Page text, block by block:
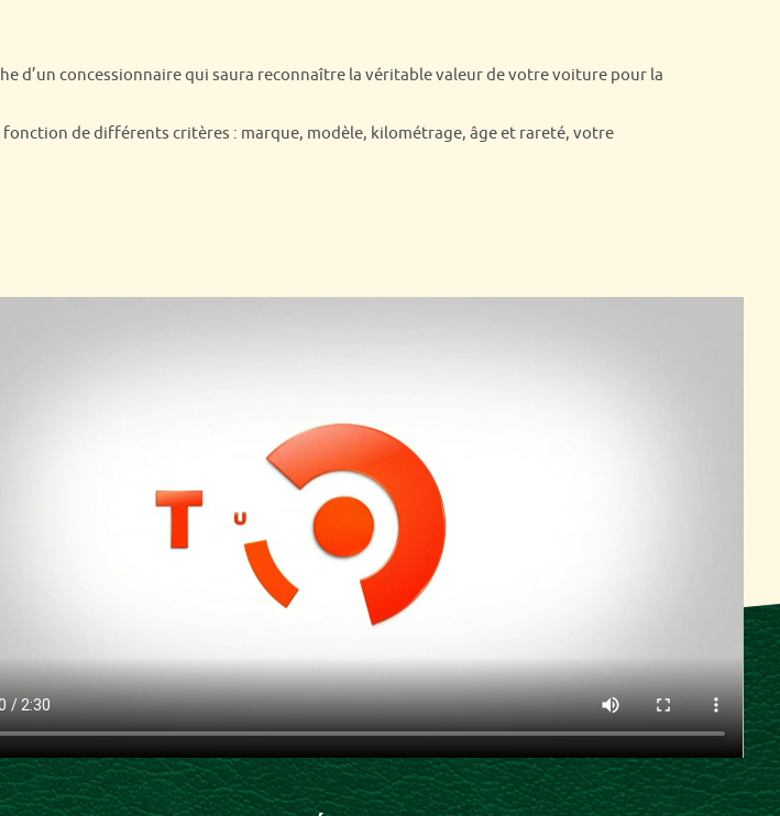
d’un concessionnaire qui saura reconnaître la véritable valeur de votre voiture pour la
de différents critères : marque, modèle, kilométrage, âge et rareté, votre